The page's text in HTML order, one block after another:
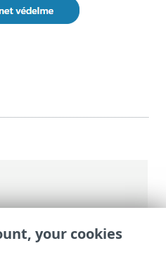
Password
Manager
your cookies